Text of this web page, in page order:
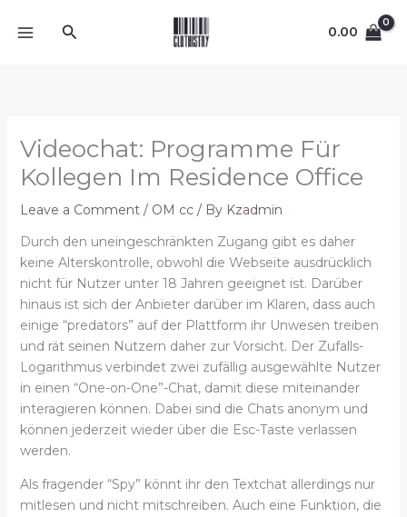
Search 0.00
Videochat: Programme Für
Kollegen Im Residence Office
Leave a Comment / OM cc/ By Kzadmin
Durch den uneingeschränkten Zugang gibt es daher
keine Alterskontrolle, obwohl die Webseite ausdrücklich
nicht für Nutzer unter 18 Jahren geeignet ist. Darüber
hinaus ist sich der Anbieter darüber im Klaren, dass auch
einige “predators” auf der Plattform ihr Unwesen treiben
und rät seinen Nutzern daher zur Vorsicht. Der Zufalls-
Logarithmus verbindet zwei zufällig ausgewählte Nutzer
in einen “One-on-One”-Chat, damit diese miteinander
interagieren können. Dabei sind die Chats anonym und
können jederzeit wieder über die Esc-Taste verlassen
werden.
Als fragender “Spy” könnt ihr den Textchat allerdings nur
mitlesen und nicht mitschreiben. Auch eine Funktion, die